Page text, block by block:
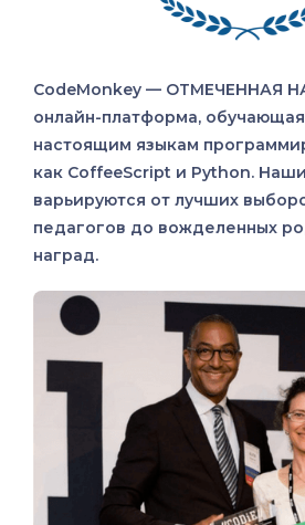
CodeMonkey — ОТМЕЧЕННАЯ
онлайн-платформа,
настоящим языкам
как CoffeeScript и Python.
варьируются от лучших
педагогов до вожделенных
наград.